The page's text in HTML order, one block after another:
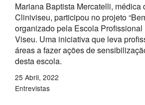
Mariana Baptista Mercatelli, médica
Cliniviseu, participou no projeto
organizado pela Escola Profissional
Viseu. Uma iniciativa que leva
áreas a fazer ações de
desta escola.
25 Abril, 2022
Entrevistas